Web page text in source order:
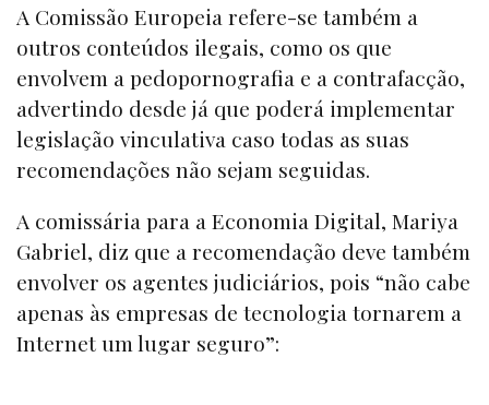
A Comissão Europeia refere-se também a
outros conteúdos ilegais, como os que
envolvem a pedopornografia e a contrafacção,
advertindo desde já que poderá implementar
legislação vinculativa caso todas as suas
recomendações não sejam seguidas.
A comissária para a Economia Digital, Mariya
Gabriel, diz que a recomendação deve também
envolver os agentes judiciários, pois “não cabe
apenas às empresas de tecnologia tornarem a
Internet um lugar seguro”: